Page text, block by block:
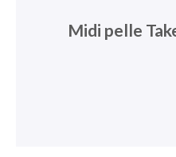
Midi pelle